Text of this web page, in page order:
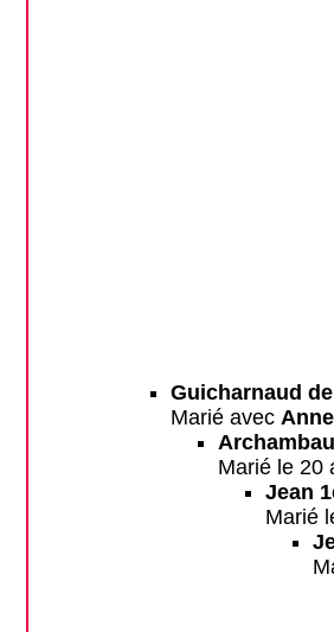
Guicharnaud
Marié avec
Marié le 20
Jean
Marié